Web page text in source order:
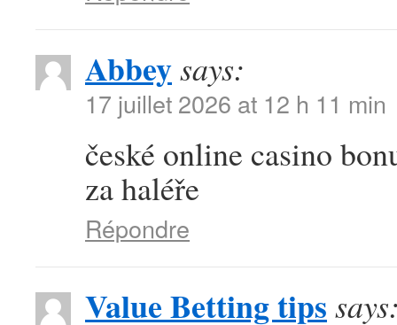
Abbeysays:
17 juillet 2026 at 12 h 11 min
české online casino
za haléře
Répondre
Value Betting tips